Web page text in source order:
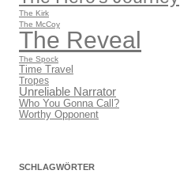
The Kirk
The McCoy
The Reveal
The Spock
Time Travel
Tropes
Unreliable Narrator
Who You Gonna Call?
Worthy Opponent
SCHLAGWÖRTER